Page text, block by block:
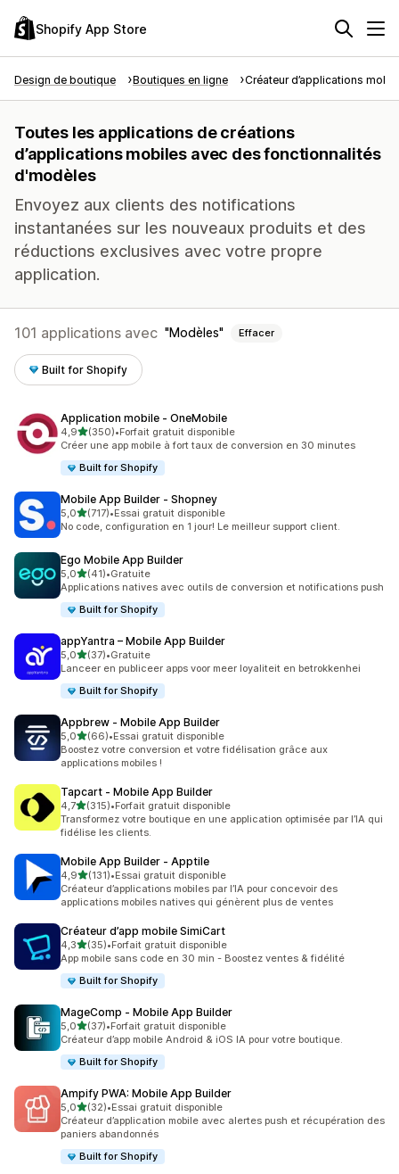
Shopify App Store
Design de boutique Boutiques en ligne Créateur d’applications
Toutes les applications de créations
d’applications mobiles avec des fonctionnalités
d'modèles
Envoyez aux clients des notifications
instantanées sur les nouveaux produits et des
réductions exclusives avec votre propre
application.
101 applications avec Modèles Effacer
Built for Shopify
Application mobile ‑ OneMobile
4,9étoile(s) sur 5
(350)
350 avis au total
•Forfait gratuit disponible
Créer une app mobile à fort taux de conversion en 30 minutes
Built for Shopify
Mobile App Builder ‑ Shopney
5,0étoile(s) sur 5
(717)
717 avis au total
•Essai gratuit disponible
No code, configuration en 1 jour! Le meilleur support client.
Ego Mobile App Builder
5,0étoile(s) sur 5
(41)
41 avis au total
•Gratuite
Applications natives avec outils de conversion et notifications push
Built for Shopify
appYantra – Mobile App Builder
5,0étoile(s) sur 5
(37)
37 avis au total
•Gratuite
Lanceer en publiceer apps voor meer loyaliteit en betrokkenhei
Built for Shopify
Appbrew ‑ Mobile App Builder
5,0étoile(s) sur 5
(66)
66 avis au total
•Essai gratuit disponible
Boostez votre conversion et votre fidélisation grâce aux
applications mobiles !
Tapcart ‑ Mobile App Builder
4,7étoile(s) sur 5
(315)
315 avis au total
•Forfait gratuit disponible
Transformez votre boutique en une application optimisée par l’IA qui
fidélise les clients.
Mobile App Builder ‑ Apptile
4,9étoile(s) sur 5
(131)
131 avis au total
•Essai gratuit disponible
Créateur d’applications mobiles par l’IA pour concevoir des
applications mobiles natives qui génèrent plus de ventes
Créateur d’app mobile SimiCart
4,3étoile(s) sur 5
(35)
35 avis au total
•Forfait gratuit disponible
App mobile sans code en 30 min - Boostez ventes & fidélité
Built for Shopify
MageComp ‑ Mobile App Builder
5,0étoile(s) sur 5
(37)
37 avis au total
•Forfait gratuit disponible
Créateur d’app mobile Android & iOS IA pour votre boutique.
Built for Shopify
Ampify PWA: Mobile App Builder
5,0étoile(s) sur 5
(32)
32 avis au total
•Essai gratuit disponible
Créateur d’application mobile avec alertes push et récupération des
paniers abandonnés
Built for Shopify